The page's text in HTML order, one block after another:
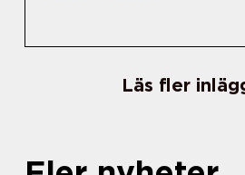
Läs fler